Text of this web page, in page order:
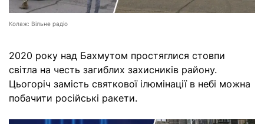
Колаж: Вільне радіо
2020 року над Бахмутом простяглися стовпи
світла на честь загиблих захисників району.
Цьогоріч замість святкової ілюмінації в небі можна
побачити російські ракети.